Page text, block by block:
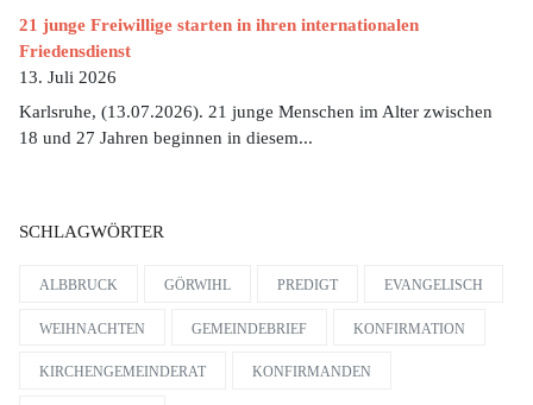
21 junge Freiwillige starten in ihren internationalen
Friedensdienst
13. Juli 2026
Karlsruhe, (13.07.2026). 21 junge Menschen im Alter zwischen
18 und 27 Jahren beginnen in diesem...
SCHLAGWÖRTER
ALBBRUCK GÖRWIHL PREDIGT EVANGELISCH
WEIHNACHTEN GEMEINDEBRIEF KONFIRMATION
KIRCHENGEMEINDERAT KONFIRMANDEN